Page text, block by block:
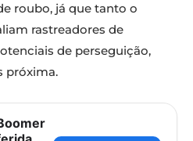
roubo, já que tanto o
rastreadores de
de perseguição,
próxima.